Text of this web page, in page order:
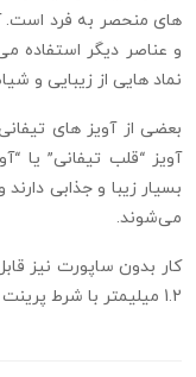
های منحصر به فرد است.
و عناصر دیگر استفاده
نماد هایی از زیبایی و
بعضی از آویز های
آویز “قلب تیفانی” یا
بسیار زیبا و جذابی
می‌شوند.
1.2 میلیمتر با شرط پرینت بدون مشکل.